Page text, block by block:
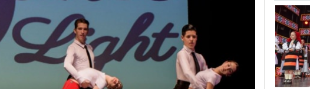
la 570 de ani de la moartea lui Iancu de Hunedoara
în perioada 14–16 august
Ulici” din Sighet găzduiește o nouă întâlnire a clubului de